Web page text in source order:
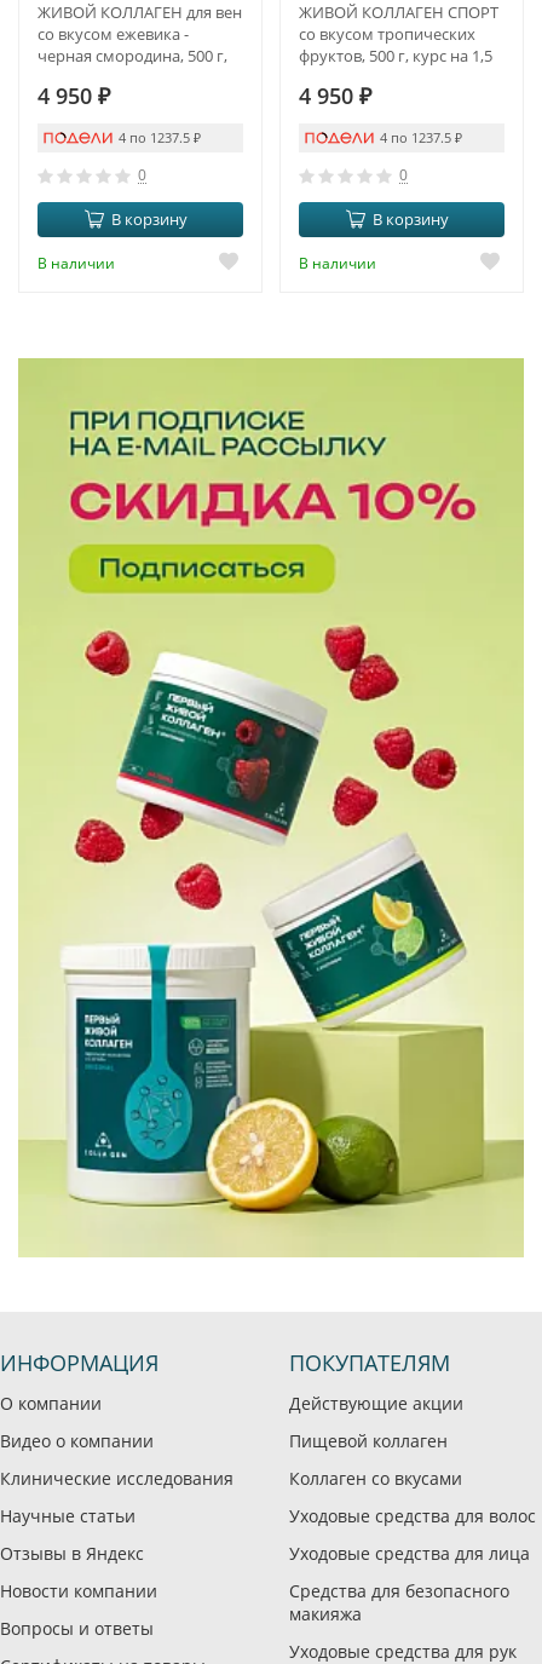
ЖИВОЙ КОЛЛАГЕН для вен
со вкусом ежевика -
черная смородина, 500 г,
4 950 ₽
4 по 1237.5 ₽
0
В корзину
В наличии
ЖИВОЙ КОЛЛАГЕН СПОРТ
со вкусом тропических
фруктов, 500 г, курс на 1,5
4 950 ₽
4 по 1237.5 ₽
0
В корзину
В наличии
ИНФОРМАЦИЯ
О компании
Видео о компании
Клинические исследования
Научные статьи
Отзывы в Яндекс
Новости компании
Вопросы и ответы
ПОКУПАТЕЛЯМ
Действующие акции
Пищевой коллаген
Коллаген со вкусами
Уходовые средства для волос
Уходовые средства для лица
Средства для безопасного
макияжа
Уходовые средства для рук